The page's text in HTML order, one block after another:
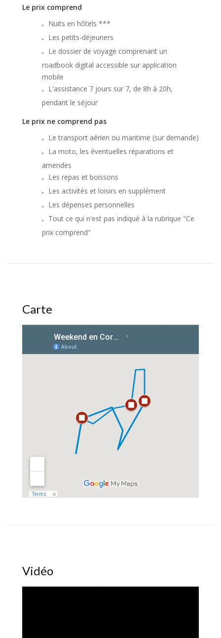
Le prix comprend
Nuits en hôtels ***
Les petits-déjeuners
Le dossier de voyage comprenant un
roadbook digital accessible sur application
mobile
L'assistance 7 jours sur 7, de 8h à 20h,
pendant le séjour
Le prix ne comprend pas
Le transport aérien ou maritime (sur demande)
La moto, les éventuelles réparations et
amendes
Les repas et boissons
Les activités et loisirs en supplément
Les dépenses personnelles
Tout ce qui n'est pas indiqué à la rubrique "Ce
prix comprend"
Carte
Vidéo